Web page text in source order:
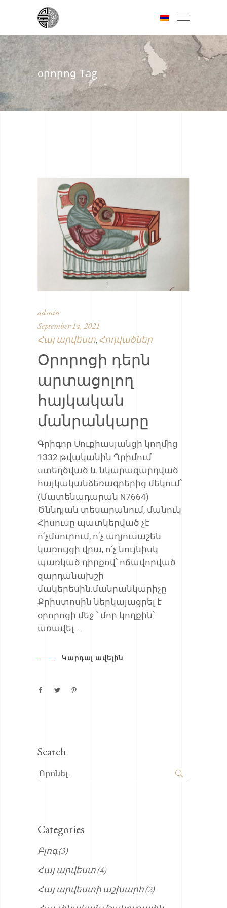
oրորոց Tag
admin
September 14, 2021
Հայ արվեստ, Հոդվածներ
Օրորոցի դերն
արտացոլող
հայկական
մանրանկարը
Գրիգոր Սուքիասյանցի կողմից
1332 թվականին Ղրիմում
ստեղծված և նկարազարդված
հայկականձեռագրերից մեկում՝
(Մատենադարան N7664)
Ծննդյան տեսարանում, մանուկ
Հիսուսը պատկերված չէ
ո՛չմսուրում, ո՛չ աղյուսաշեն
կառույցի վրա, ո՛չ նույնիսկ
պառկած դիրքով՝ ոճավորված
զարդանախշի
մակերեսին.մանրանկարիչը
Քրիստոսին ներկայացրել է
օրորոցի մեջ ՝ մոր կողքին՝
առավել
Կարդալ ավելին
Search
Search
for:
Categories
Բլոգ(3)
Հայ արվեստ(4)
Հայ արվեստի աշխարհ(2)